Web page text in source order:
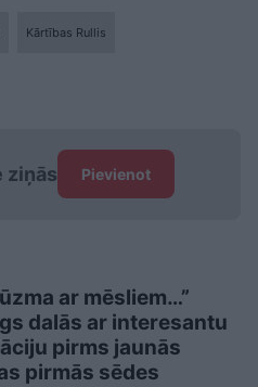
Kārtības Rullis
ziņās Pievienot
ar mēsliem…”
dalās ar interesantu
pirms jaunās
pirmās sēdes